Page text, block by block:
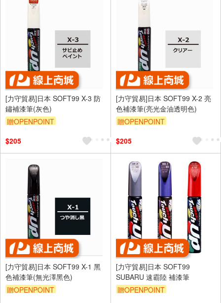
[力守貿易]日本 SOFT99 X-3 防
鏽補漆筆(灰色)
贈OPENPOINT
$205
[力守貿易]日本 SOFT99 X-2 亮
色補漆筆(亮光金油透明色)
贈OPENPOINT
$205
[力守貿易]日本 SOFT99 X-1 黑
色補漆筆(無光澤黑色)
贈OPENPOINT
[力守貿易]日本 SOFT99
SUBARU 速霸陸 補漆筆
贈OPENPOINT